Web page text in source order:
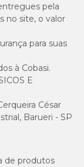
pela
no site, o valor
para suas
à Cobasi.
E
César
Barueri - SP
de produtos